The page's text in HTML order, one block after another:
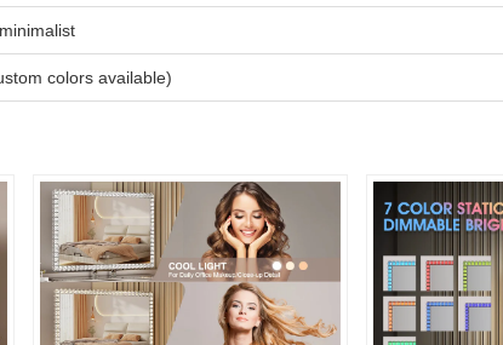
colors available)